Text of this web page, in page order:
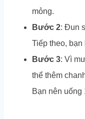
mỏng.
Bước 2: Đun
Tiếp theo,
Bước 3: Vì
thể thêm
Bạn nên uống